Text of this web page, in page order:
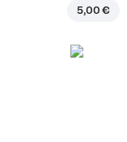
5,00 €